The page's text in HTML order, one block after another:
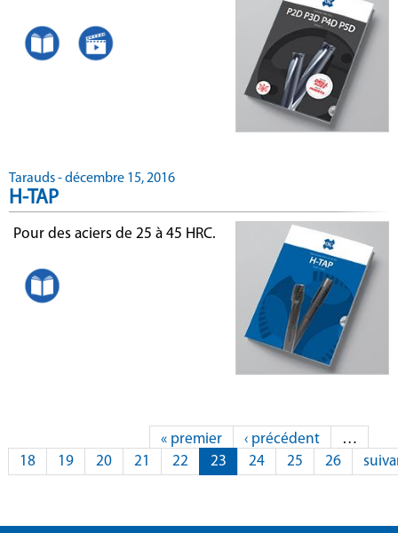
Tarauds - décembre 15, 2016
H-TAP
Pour des aciers de 25 à 45 HRC.
« premier ‹ précédent
…
18
19 20 21 22 23 24 25 26